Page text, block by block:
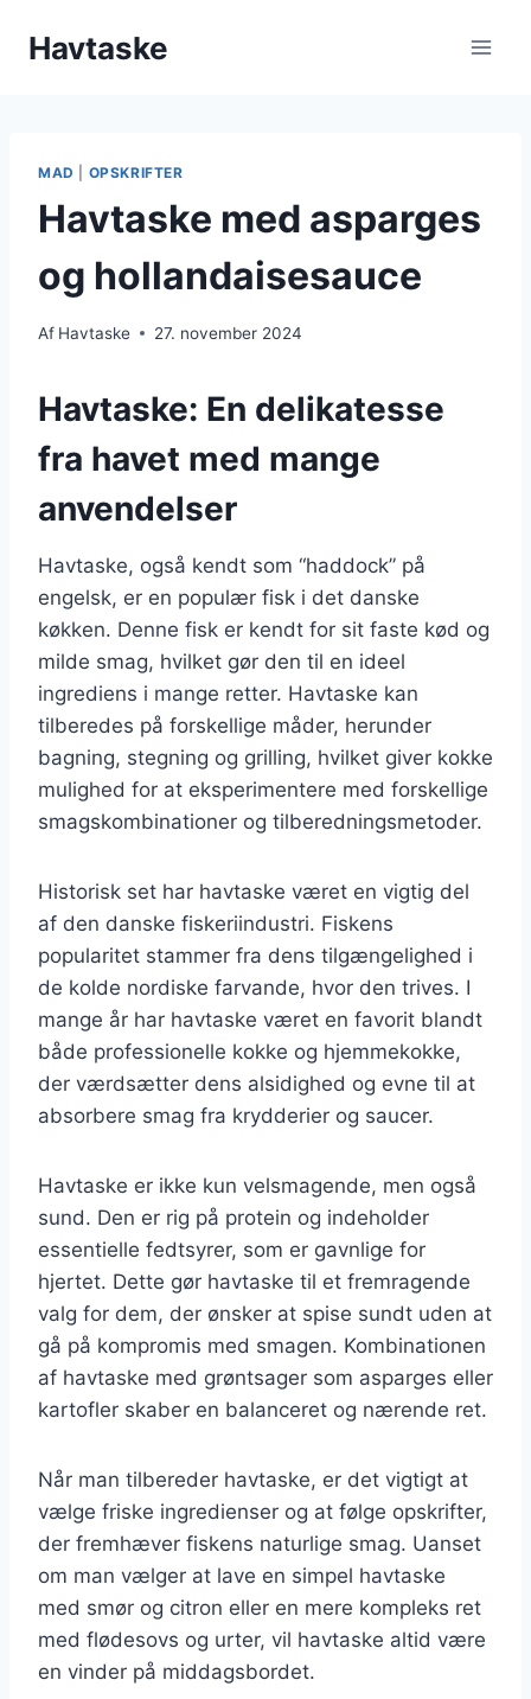
Havtaske
MAD OPSKRIFTER
Havtaske med asparges
og hollandaisesauce
Af Havtaske 27. november 2024
Havtaske: En delikatesse
fra havet med mange
anvendelser
Havtaske, også kendt som “haddock” på
engelsk, er en populær fisk i det danske
køkken. Denne fisk er kendt for sit faste kød og
milde smag, hvilket gør den til en ideel
ingrediens i mange retter. Havtaske kan
tilberedes på forskellige måder, herunder
bagning, stegning og grilling, hvilket giver kokke
mulighed for at eksperimentere med forskellige
smagskombinationer og tilberedningsmetoder.
Historisk set har havtaske været en vigtig del
af den danske fiskeriindustri. Fiskens
popularitet stammer fra dens tilgængelighed i
de kolde nordiske farvande, hvor den trives. I
mange år har havtaske været en favorit blandt
både professionelle kokke og hjemmekokke,
der værdsætter dens alsidighed og evne til at
absorbere smag fra krydderier og saucer.
Havtaske er ikke kun velsmagende, men også
sund. Den er rig på protein og indeholder
essentielle fedtsyrer, som er gavnlige for
hjertet. Dette gør havtaske til et fremragende
valg for dem, der ønsker at spise sundt uden at
gå på kompromis med smagen. Kombinationen
af havtaske med grøntsager som asparges eller
kartofler skaber en balanceret og nærende ret.
Når man tilbereder havtaske, er det vigtigt at
vælge friske ingredienser og at følge opskrifter,
der fremhæver fiskens naturlige smag. Uanset
om man vælger at lave en simpel havtaske
med smør og citron eller en mere kompleks ret
med flødesovs og urter, vil havtaske altid være
en vinder på middagsbordet.